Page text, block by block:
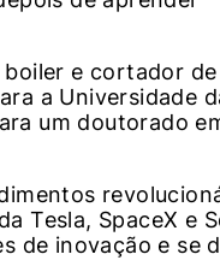
e cortador
a Universidade
um doutorado
Tesla, SpaceX e
de inovação e se